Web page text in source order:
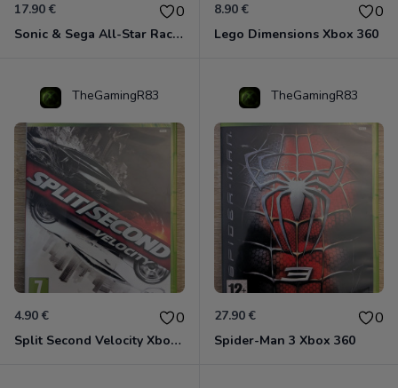
17.90 € 0
Sonic & Sega All-Star Racing - Transformed Xbox 360
8.90 € 0
Lego Dimensions Xbox 360
TheGamingR83
4.90 € 0
Split Second Velocity Xbox 360
TheGamingR83
27.90 € 0
Spider-Man 3 Xbox 360